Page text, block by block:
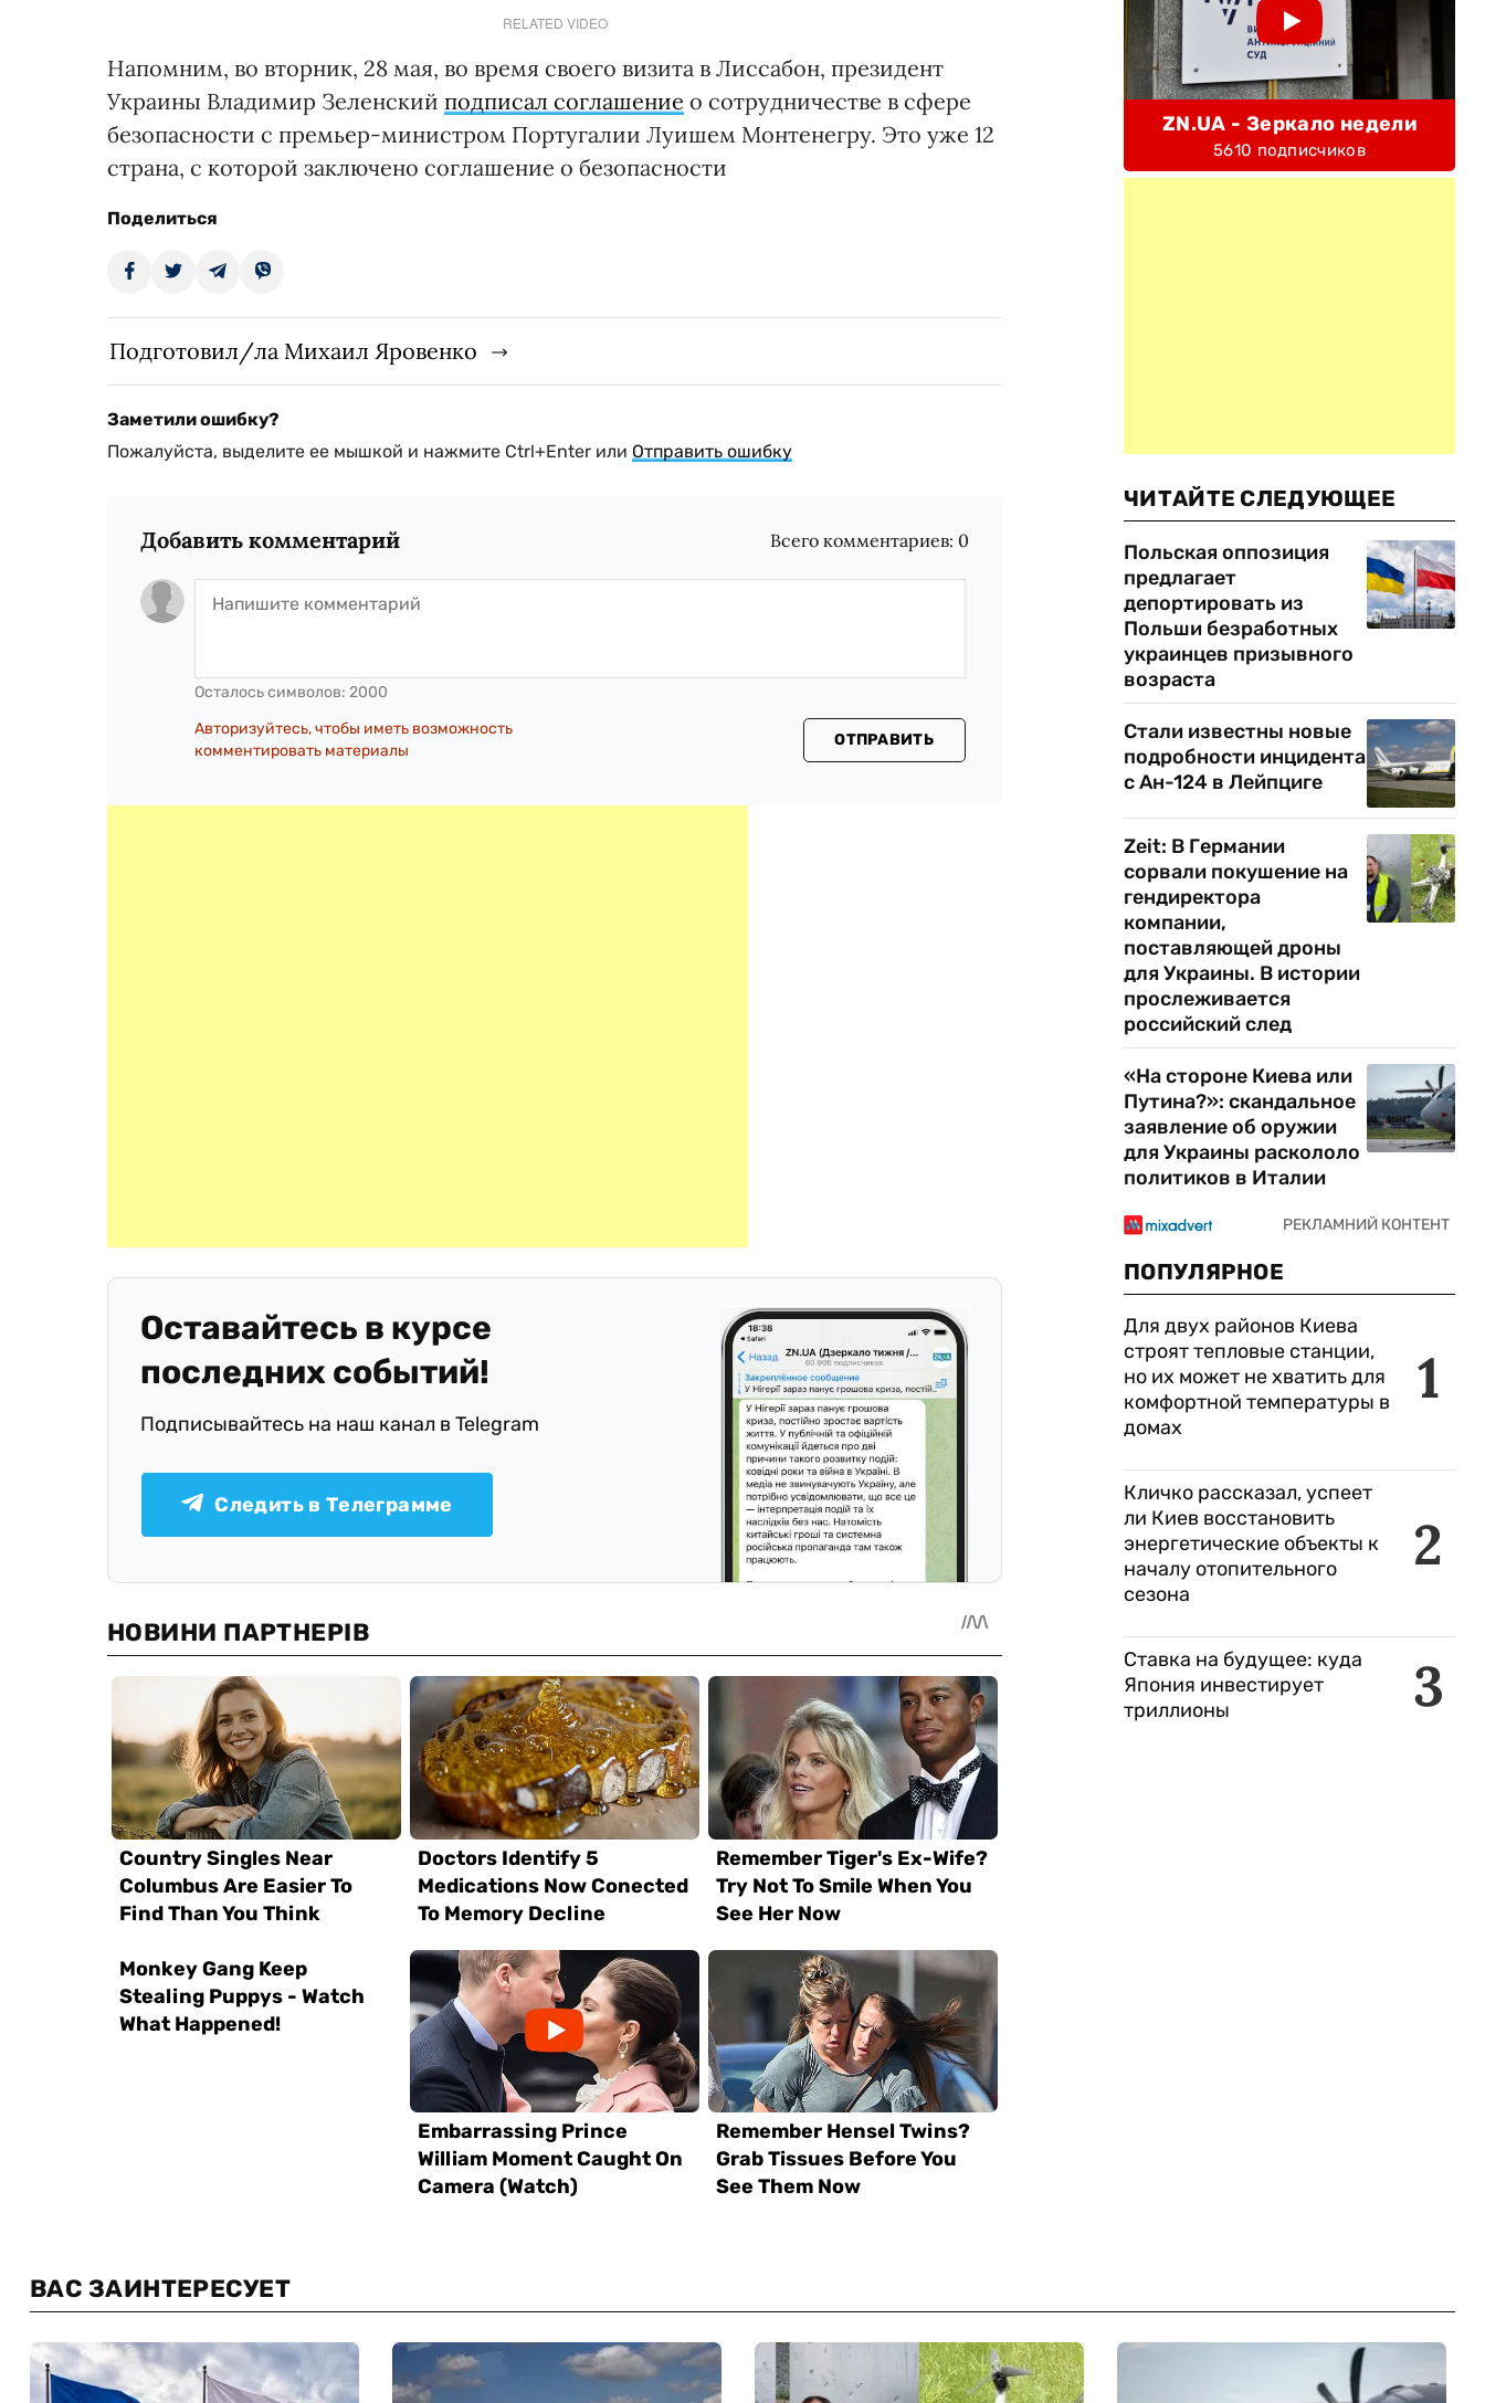
RELATED VIDEO
Напомним, во вторник, 28 мая, во время своего визита в Лиссабон, президент
Украины Владимир Зеленский подписал соглашение о сотрудничестве в сфере
безопасности с премьер-министром Португалии Луишем Монтенегру. Это уже 12
страна, с которой заключено соглашение о безопасности
Поделиться
Подготовил/ла Михаил Яровенко
Заметили ошибку?
Пожалуйста, выделите ее мышкой и нажмите Ctrl+Enter или Отправить ошибку
Добавить комментарий Всего комментариев: 0
Осталось символов: 2000
Авторизуйтесь, чтобы иметь возможность
комментировать материалы
ОТПРАВИТЬ
Оставайтесь в курсе
последних событий!
Подписывайтесь на наш канал в Telegram
Следить в Телеграмме
ZN.UA - Зеркало недели
5610 подписчиков
ЧИТАЙТЕ СЛЕДУЮЩЕЕ
Польская оппозиция
предлагает
депортировать из
Польши безработных
украинцев призывного
возраста
Стали известны новые
подробности инцидента
с Ан-124 в Лейпциге
Zeit: В Германии
сорвали покушение на
гендиректора
компании,
поставляющей дроны
для Украины. В истории
прослеживается
российский след
«На стороне Киева или
Путина?»: скандальное
заявление об оружии
для Украины раскололо
политиков в Италии
ПОПУЛЯРНОЕ
1
Для двух районов Киева
строят тепловые станции,
но их может не хватить для
комфортной температуры в
домах
2
Кличко рассказал, успеет
ли Киев восстановить
энергетические объекты к
началу отопительного
сезона
3
Ставка на будущее: куда
Япония инвестирует
триллионы
ВАС ЗАИНТЕРЕСУЕТ